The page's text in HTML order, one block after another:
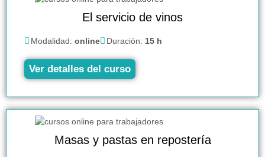
El servicio de vinos
Modalidad: online Duración: 15 h
Ver detalles del curso
Masas y pastas en repostería